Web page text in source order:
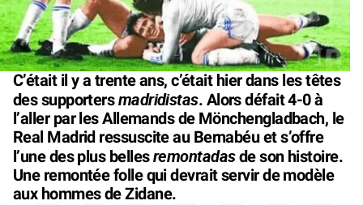
C’était il y a trente ans, c’était hier dans les têtes
des supportersmadridistas. Alors défait 4-0 à
l’aller par les Allemands de Mönchengladbach, le
Real Madrid ressuscite au Bernabéu et s’offre
l’une des plus bellesremontadasde son histoire.
Une remontée folle qui devrait servir de modèle
aux hommes de Zidane.